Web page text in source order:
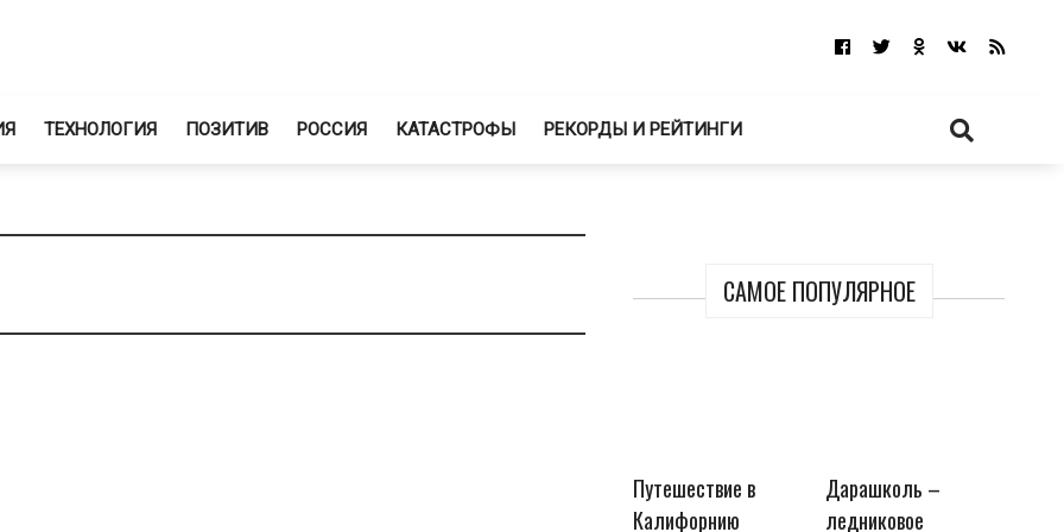
ТЕХНОЛОГИЯ ПОЗИТИВ РОССИЯ КАТАСТРОФЫ РЕКОРДЫ И РЕЙТИНГИ
САМОЕ ПОПУЛЯРНОЕ
Путешествие в
Калифорнию
Дарашколь –
ледниковое